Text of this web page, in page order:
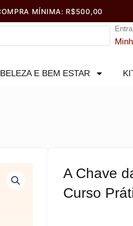
BELEZA E BEM ESTAR
A Chave
Curso